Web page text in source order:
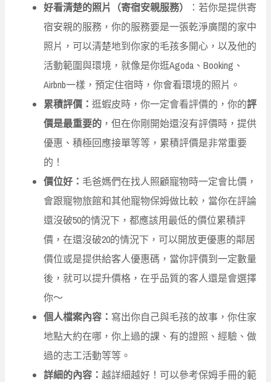
好看清楚的照片（寄宿安親服務）
：若你是提供寄
宿安親的服務，你的服務要是一張乾淨廣闊的家中
照片，可以清楚地到你家的毛孩多開心，以及他的
活動範圍與環境，就像是你逛Agoda、Booking、
Airbnb一樣，預定住宿時，你會看環境的照片。
累積評價： 逛蝦皮時，你一定會看評價的，你的評
價是最重要的 ，但在你剛開始還沒有評價時，提供
優惠、積極回應接單等等，累積評價是非常重要
的！
價位好： 毛爸媽們在找人照顧寵物時一定會比價，
會跟寵物旅館和其他寵物保姆做比較，當你在評論
還沒破50的情況下，都應該用最低的價位累積評
價，在還沒破20的情況下，可以開放更優惠的鄰居
價位或是提供給客人優惠碼，當你評價到一定數量
後，就可以提升價格，在乎品質的客人還是會選擇
你～
個人檔案內容： 寫出你自己與毛孩的故事，你住家
地點大約在哪，你上過的課、有的證照、經驗、做
過的志工活動等等。
詳細的內容： 越詳細越好！可以參考保姆手冊的範